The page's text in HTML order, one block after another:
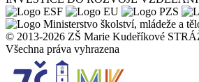
© 2013-2026 ZŠ Marie Kudeříkové
Všechna práva vyhrazena